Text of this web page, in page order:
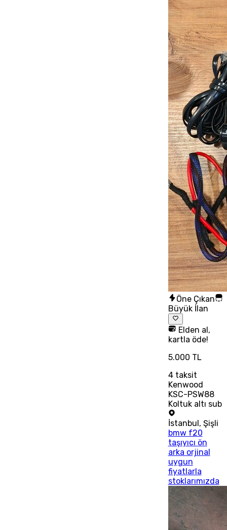
Öne Çıkan
Büyük İlan
Elden al,
kartla öde!
5.000 TL
4taksit
Kenwood
KSC-PSW88
Koltuk altı sub
İstanbul , Şişli
bmw f20
taşıyıcı ön
arka orjinal
uygun
fiyatlarla
stoklarımızda